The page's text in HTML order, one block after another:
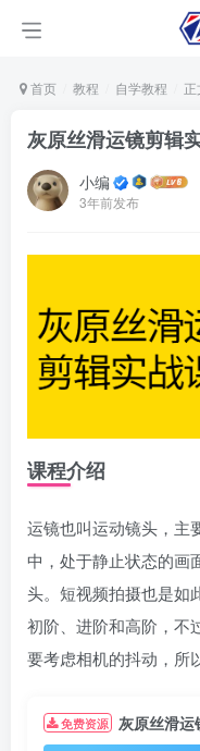
首页 教程 自学教程 正
灰原丝滑运镜剪辑
小编
3年前发布
课程介绍
运镜也叫运动镜头，主
中，处于静止状态的画
头。短视频拍摄也是如
初阶、进阶和高阶，不
要考虑相机的抖动，所
免费资源 灰原丝滑